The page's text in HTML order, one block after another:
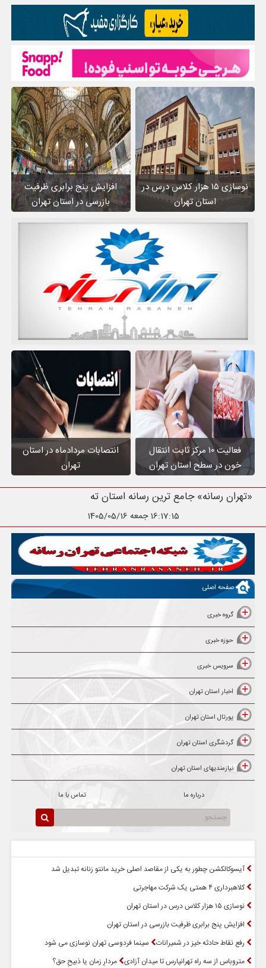
نوسازی ۱۵ هزار کلاس درس در
استان تهران
افزایش پنج برابری ظرفیت
بازرسی در استان تهران
فعالیت ۱۰ مرکز ثابت انتقال
خون در سطح استان تهران
انتصابات مردادماه در استان
تهران
«تهران رسانه» جامع ترین رسانه استان تهرا
16:17:16 جمعه 1405/05/16
صفحه اصلی
گروه خبری
حوزه خبری
سرویس خبری
اخبار استان تهران
پورتال استان تهران
گردشگری استان تهران
نیازمندیهای استان تهران
درباره ما تماس با ما
آیسوکالکشن چطور به یکی از مقاصد اصلی خرید مانتو زنانه تبدیل شد
کلاهبرداری ۴ همتی یک شرکت مهاجرتی
نوسازی ۱۵ هزار کلاس درس در استان تهران
افزایش پنج برابری ظرفیت بازرسی در استان تهران
رفع نقاط حادثه خیز در شمیرانات
سینما فردوسی تهران نوسازی می شود
متروباس از سه راه تهرانپارس تا میدان آزادی مردارِ زمان یا ذبیحِ حق؟